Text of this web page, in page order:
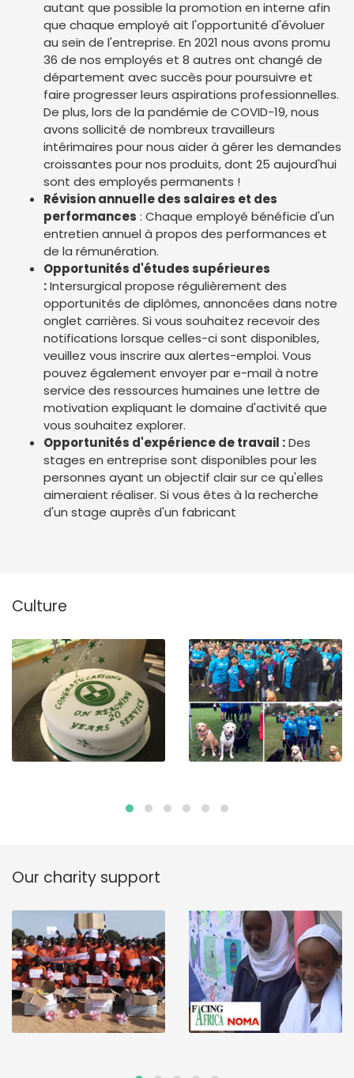
autant que possible la promotion en interne afin
que chaque employé ait l'opportunité d'évoluer
au sein de l'entreprise. En 2021 nous avons promu
36 de nos employés et 8 autres ont changé de
département avec succès pour poursuivre et
faire progresser leurs aspirations professionnelles.
De plus, lors de la pandémie de COVID-19, nous
avons sollicité de nombreux travailleurs
intérimaires pour nous aider à gérer les demandes
croissantes pour nos produits, dont 25 aujourd'hui
sont des employés permanents !
Révision annuelle des salaires et des
performances : Chaque employé bénéficie d'un
entretien annuel à propos des performances et
de la rémunération.
Opportunités d'études supérieures
:Intersurgical propose régulièrement des
opportunités de diplômes, annoncées dans notre
onglet carrières. Si vous souhaitez recevoir des
notifications lorsque celles-ci sont disponibles,
veuillez vous inscrire aux alertes-emploi. Vous
pouvez également envoyer par e-mail à notre
service des ressources humaines une lettre de
motivation expliquant le domaine d'activité que
vous souhaitez explorer.
Opportunités d'expérience de travail :Des
stages en entreprise sont disponibles pour les
personnes ayant un objectif clair sur ce qu'elles
aimeraient réaliser. Si vous êtes à la recherche
d'un stage auprès d'un fabricant
Culture
Our charity support